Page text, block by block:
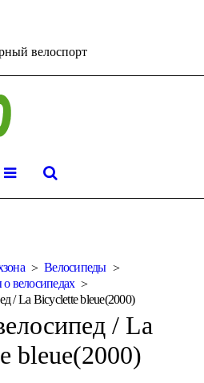
велоспорт
Велосипеды
велосипедах
/ La Bicyclette bleue(2000)
/ La
bleue(2000)